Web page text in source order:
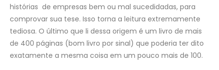
histórias de empresas bem ou mal sucedidadas, para
comprovar sua tese. Isso torna a leitura extremamente
tediosa. O último que li dessa origem é um livro de mais
de 400 páginas (bom livro por sinal) que poderia ter dito
exatamente a mesma coisa em um pouco mais de 100.